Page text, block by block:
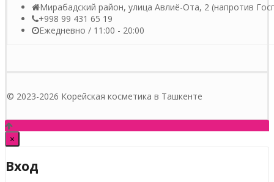
Мирабадский район, улица Авлиё-Ота, 2 (напротив
+998 99 431 65 19
Ежедневно / 11:00 - 20:00
© 2023-2026 Корейская косметика в Ташкенте
×
Вход